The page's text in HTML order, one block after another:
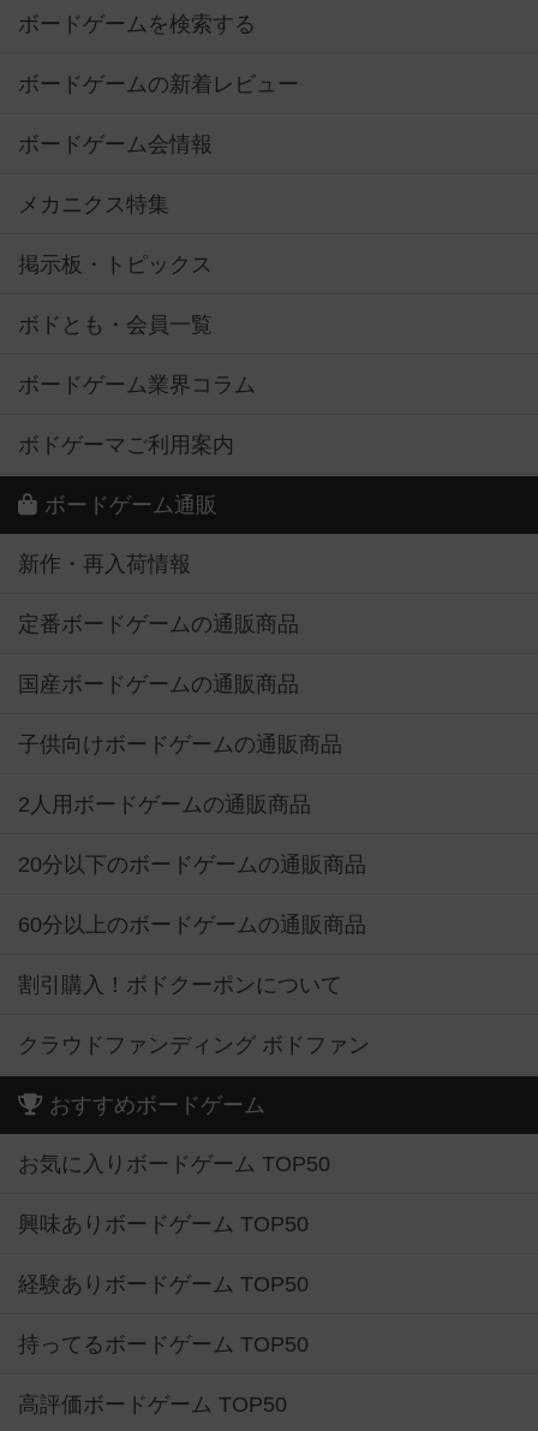
ボードゲームを検索する
ボードゲームの新着レビュー
ボードゲーム会情報
メカニクス特集
掲示板・トピックス
ボドとも・会員一覧
ボードゲーム業界コラム
ボドゲーマご利用案内
ボードゲーム通販
新作・再入荷情報
定番ボードゲームの通販商品
国産ボードゲームの通販商品
子供向けボードゲームの通販商品
2人用ボードゲームの通販商品
20分以下のボードゲームの通販商品
60分以上のボードゲームの通販商品
割引購入！ボドクーポンについて
クラウドファンディング ボドファン
おすすめボードゲーム
お気に入りボードゲーム TOP50
興味ありボードゲーム TOP50
経験ありボードゲーム TOP50
持ってるボードゲーム TOP50
高評価ボードゲーム TOP50